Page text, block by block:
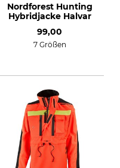
Nordforest Hunting
Hybridjacke Halvar
99,00
7 Größen